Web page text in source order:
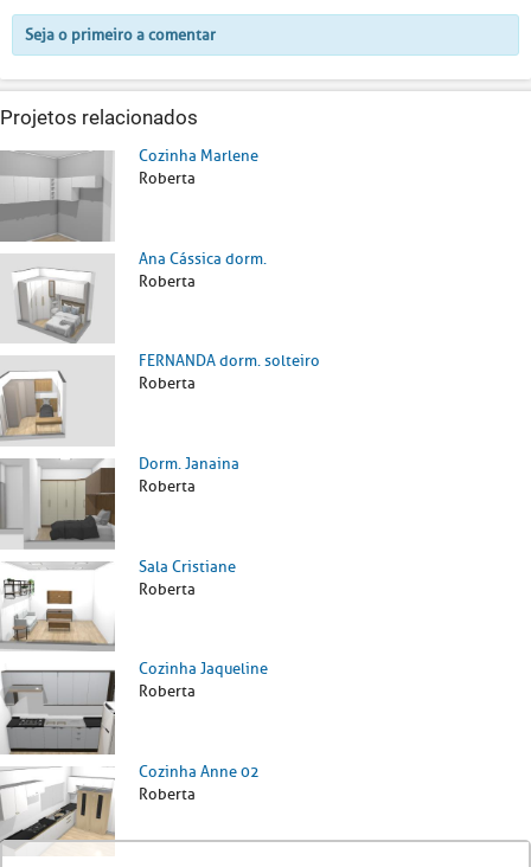
Seja o primeiro a comentar
Projetos relacionados
Cozinha Marlene
Roberta
Ana Cássica dorm.
Roberta
FERNANDA dorm. solteiro
Roberta
Dorm. Janaina
Roberta
Sala Cristiane
Roberta
Cozinha Jaqueline
Roberta
Cozinha Anne 02
Roberta